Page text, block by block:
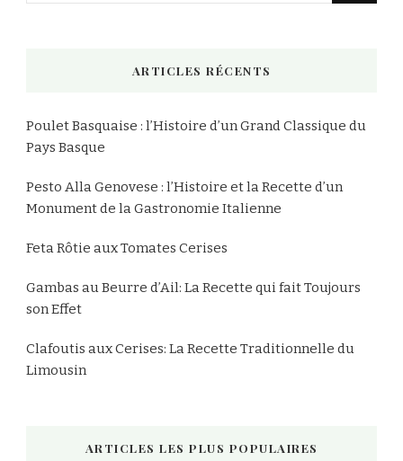
ARTICLES RÉCENTS
Poulet Basquaise : l’Histoire d’un Grand Classique du
Pays Basque
Pesto Alla Genovese : l’Histoire et la Recette d’un
Monument de la Gastronomie Italienne
Feta Rôtie aux Tomates Cerises
Gambas au Beurre d’Ail: La Recette qui fait Toujours
son Effet
Clafoutis aux Cerises: La Recette Traditionnelle du
Limousin
ARTICLES LES PLUS POPULAIRES